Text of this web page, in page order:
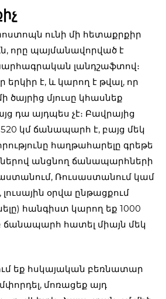
ունի մի հետաքրքիր
որը պայմանավորված է
լանդշաֆտով։
է, և կարող է թվալ, որ
ծայրից մյուսը կհասնեք
դա այդպես չէ։ Բավրայից
կմ ճանապարհ է, բայց մեկ
հաղթահարելը գրեթե
անցնող ճանապարհների
Ռուսաստանում կամ
օրվա ընթացքում
հանգիստ կարող եք 1000
ճանապարհ հատել միայն մեկ
եք հսկայական բեռնատար
մոռացեք այդ